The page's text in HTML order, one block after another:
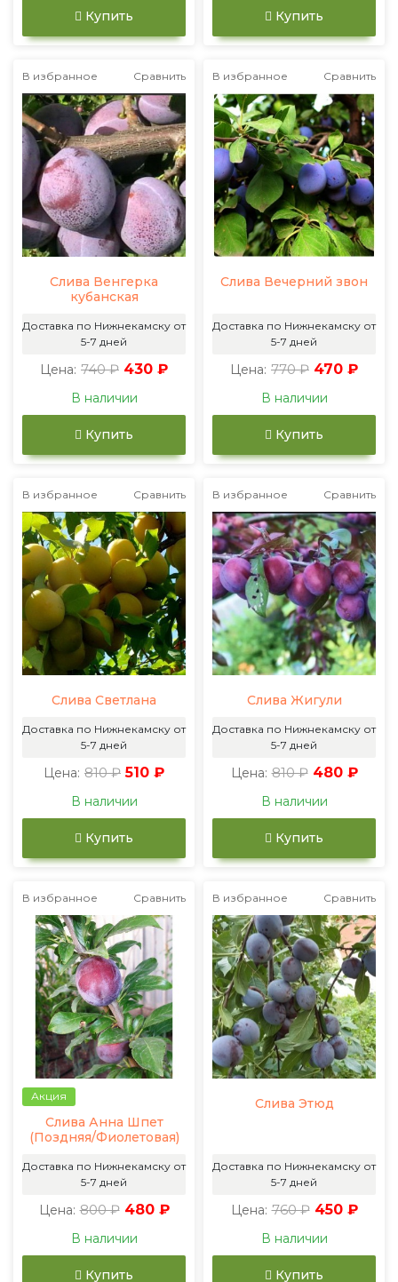
Купить Купить
В избранное Сравнить
Слива Венгерка
кубанская
Доставка по Нижнекамску от
5-7 дней
Цена: 740 ₽ 430 ₽
В наличии
Купить
В избранное Сравнить
Слива Вечерний звон
Доставка по Нижнекамску от
5-7 дней
Цена: 770 ₽ 470 ₽
В наличии
Купить
В избранное Сравнить
Слива Светлана
Доставка по Нижнекамску от
5-7 дней
Цена: 810 ₽ 510 ₽
В наличии
Купить
В избранное Сравнить
Слива Жигули
Доставка по Нижнекамску от
5-7 дней
Цена: 810 ₽ 480 ₽
В наличии
Купить
В избранное Сравнить
Акция
Слива Анна Шпет
(Поздняя/Фиолетовая)
Доставка по Нижнекамску от
5-7 дней
Цена: 800 ₽ 480 ₽
В наличии
Купить
В избранное Сравнить
Слива Этюд
Доставка по Нижнекамску от
5-7 дней
Цена: 760 ₽ 450 ₽
В наличии
Купить